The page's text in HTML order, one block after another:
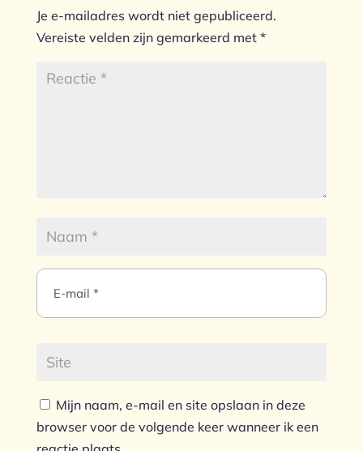
Je e-mailadres wordt niet gepubliceerd.
Vereiste velden zijn gemarkeerd met *
Mijn naam, e-mail en site opslaan in deze
browser voor de volgende keer wanneer ik een